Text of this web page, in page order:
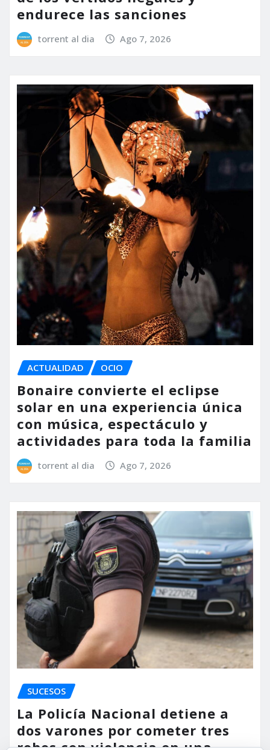
endurece las sanciones
torrent al dia Ago 7, 2026
ACTUALIDAD OCIO
Bonaire convierte el eclipse
solar en una experiencia única
con música, espectáculo y
actividades para toda la familia
torrent al dia Ago 7, 2026
SUCESOS
La Policía Nacional detiene a
dos varones por cometer tres